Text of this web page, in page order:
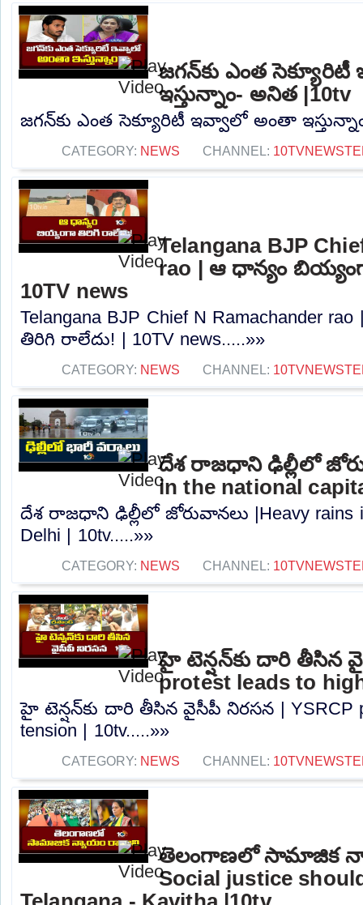
జగన్‌కు ఎంత
ఇస్తున్నాం- అనిత |10tv
జగన్‌కు ఎంత సెక్యూరిటీ ఇవ్వాలో అంతా
CATEGORY: NEWS CHANNEL:
Telangana BJP
rao | ఆ ధాన్యం
10TV news
Telangana BJP Chief N Ramachander
తిరిగి రాలేదు! | 10TV news.....»»
CATEGORY: NEWS CHANNEL:
దేశ రాజధాని ఢిల్లీలో
in the national
దేశ రాజధాని ఢిల్లీలో జోరువానలు |Heavy rains
Delhi | 10tv.....»»
CATEGORY: NEWS CHANNEL:
హై టెన్షన్‌కు దారి తీసిన
protest leads to
హై టెన్షన్‌కు దారి తీసిన వైసీపీ నిరసన | YSRCP
tension | 10tv.....»»
CATEGORY: NEWS CHANNEL:
తెలంగాణలో సామాజిక
Social justice